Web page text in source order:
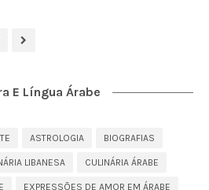
E Língua Árabe
ASTROLOGIA BIOGRAFIAS
LIBANESA CULINÁRIA ÁRABE
EXPRESSÕES DE AMOR EM ÁRABE